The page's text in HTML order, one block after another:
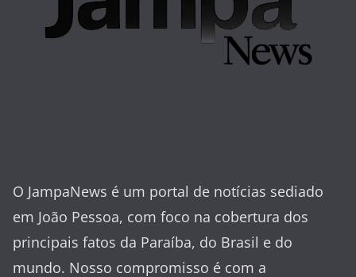
O JampaNews é um portal de notícias sediado
em João Pessoa, com foco na cobertura dos
principais fatos da Paraíba, do Brasil e do
mundo. Nosso compromisso é com a